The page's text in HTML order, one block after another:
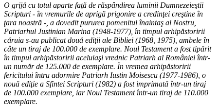
O grijă cu totul aparte faţă de răspândirea luminii Dumnezeieştii
Scripturi - în vremurile de aprigă prigonire a credinţei creştine în
ţara noastră -, a dovedit pururea pomenitul înaintaş al Nostru,
Patriarhul Justinian Marina (1948-1977), în timpul arhipăstoririi
căruia s-au publicat două ediţii ale Bibliei (1968, 1975), ambele în
câte un tiraj de 100.000 de exemplare. Noul Testament a fost tipărit
în timpul arhipăstoririi aceluiaşi vrednic Patriarh al României într-
un număr de 125.000 de exemplare. În vremea arhipăstoririi
fericitului întru adormire Patriarh Iustin Moisescu (1977-1986), o
nouă ediţie a Sfintei Scripturi (1982) a fost imprimată într-un tiraj
de 100.000 exemplare, iar Noul Testament într-un tiraj de 110.000
exemplare.